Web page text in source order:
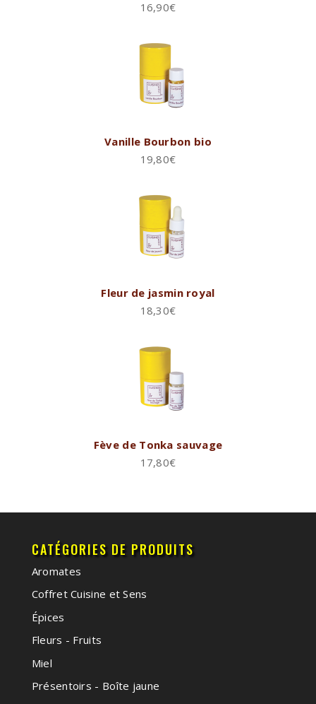
16,90€
Vanille Bourbon bio
19,80€
Fleur de jasmin royal
18,30€
Fève de Tonka sauvage
17,80€
CATÉGORIES DE PRODUITS
Aromates
Coffret Cuisine et Sens
Épices
Fleurs - Fruits
Miel
Présentoirs - Boîte jaune